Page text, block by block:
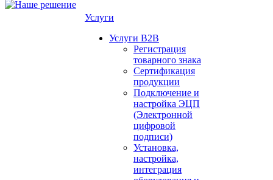
Услуги
Услуги B2B
Регистрация
товарного знака
Сертификация
продукции
Подключение и
настройка ЭЦП
(Электронной
цифровой
подписи)
Установка,
настройка,
интеграция